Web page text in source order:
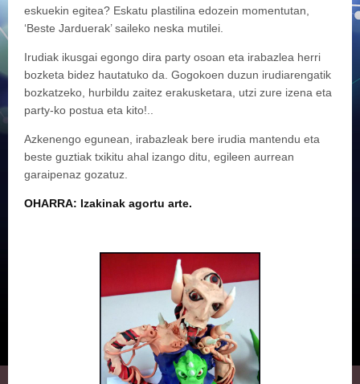
eskuekin egitea? Eskatu plastilina edozein momentutan,
‘Beste Jarduerak’ saileko neska mutilei.
Irudiak ikusgai egongo dira party osoan eta irabazlea herri
bozketa bidez hautatuko da. Gogokoen duzun irudiarengatik
bozkatzeko, hurbildu zaitez erakusketara, utzi zure izena eta
party-ko postua eta kito!..
Azkenengo egunean, irabazleak bere irudia mantendu eta
beste guztiak txikitu ahal izango ditu, egileen aurrean
garaipenaz gozatuz.
OHARRA: Izakinak agortu arte.